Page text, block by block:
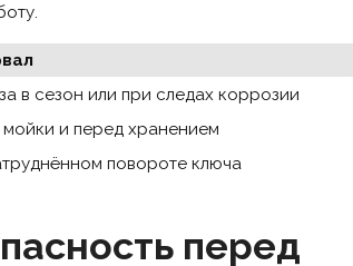
в сезон или при следах коррозии
и перед хранением
повороте ключа
перед